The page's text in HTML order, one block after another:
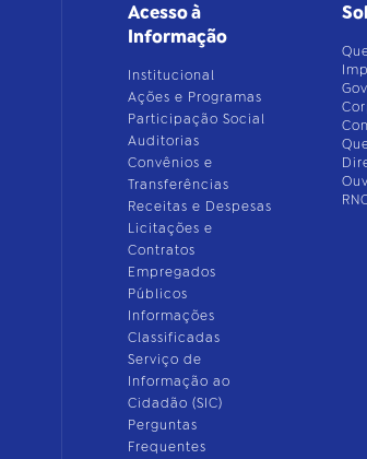
Acesso à
Informação
Institucional
Ações e Programas
Participação Social
Auditorias
Convênios e
Transferências
Receitas e Despesas
Licitações e
Contratos
Empregados
Públicos
Informações
Classificadas
Serviço de
Informação ao
Cidadão (SIC)
Perguntas
Frequentes